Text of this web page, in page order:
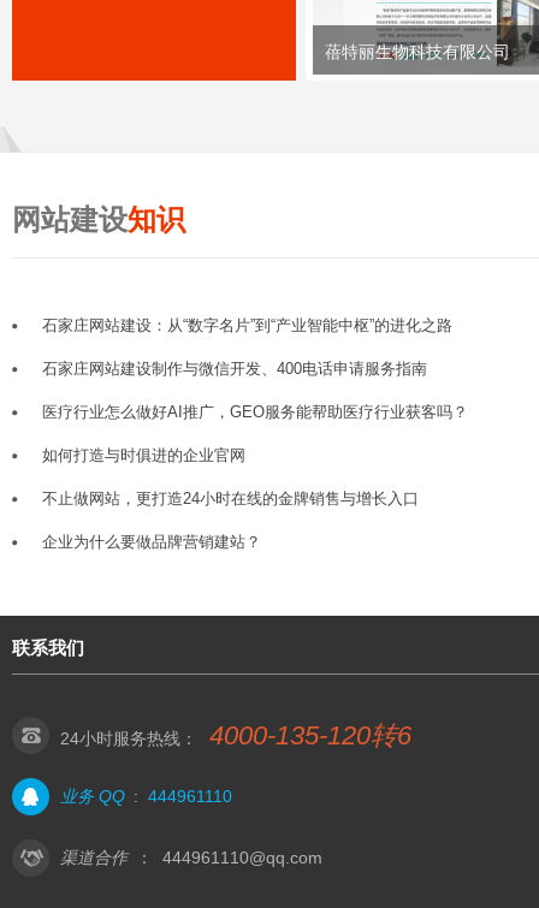
蓓特丽生物科技有限公司
网站建设知识
石家庄网站建设：从“数字名片”到“产业智能中枢”的进化之路
石家庄网站建设制作与微信开发、400电话申请服务指南
医疗行业怎么做好AI推广，GEO服务能帮助医疗行业获客吗？
如何打造与时俱进的企业官网
不止做网站，更打造24小时在线的金牌销售与增长入口
企业为什么要做品牌营销建站？
联系我们
24小时服务热线： 4000-135-120转6
业务 QQ : 444961110
渠道合作 ： 444961110@qq.com